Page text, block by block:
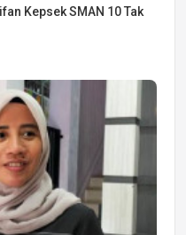
Kepsek SMAN 10 Tak